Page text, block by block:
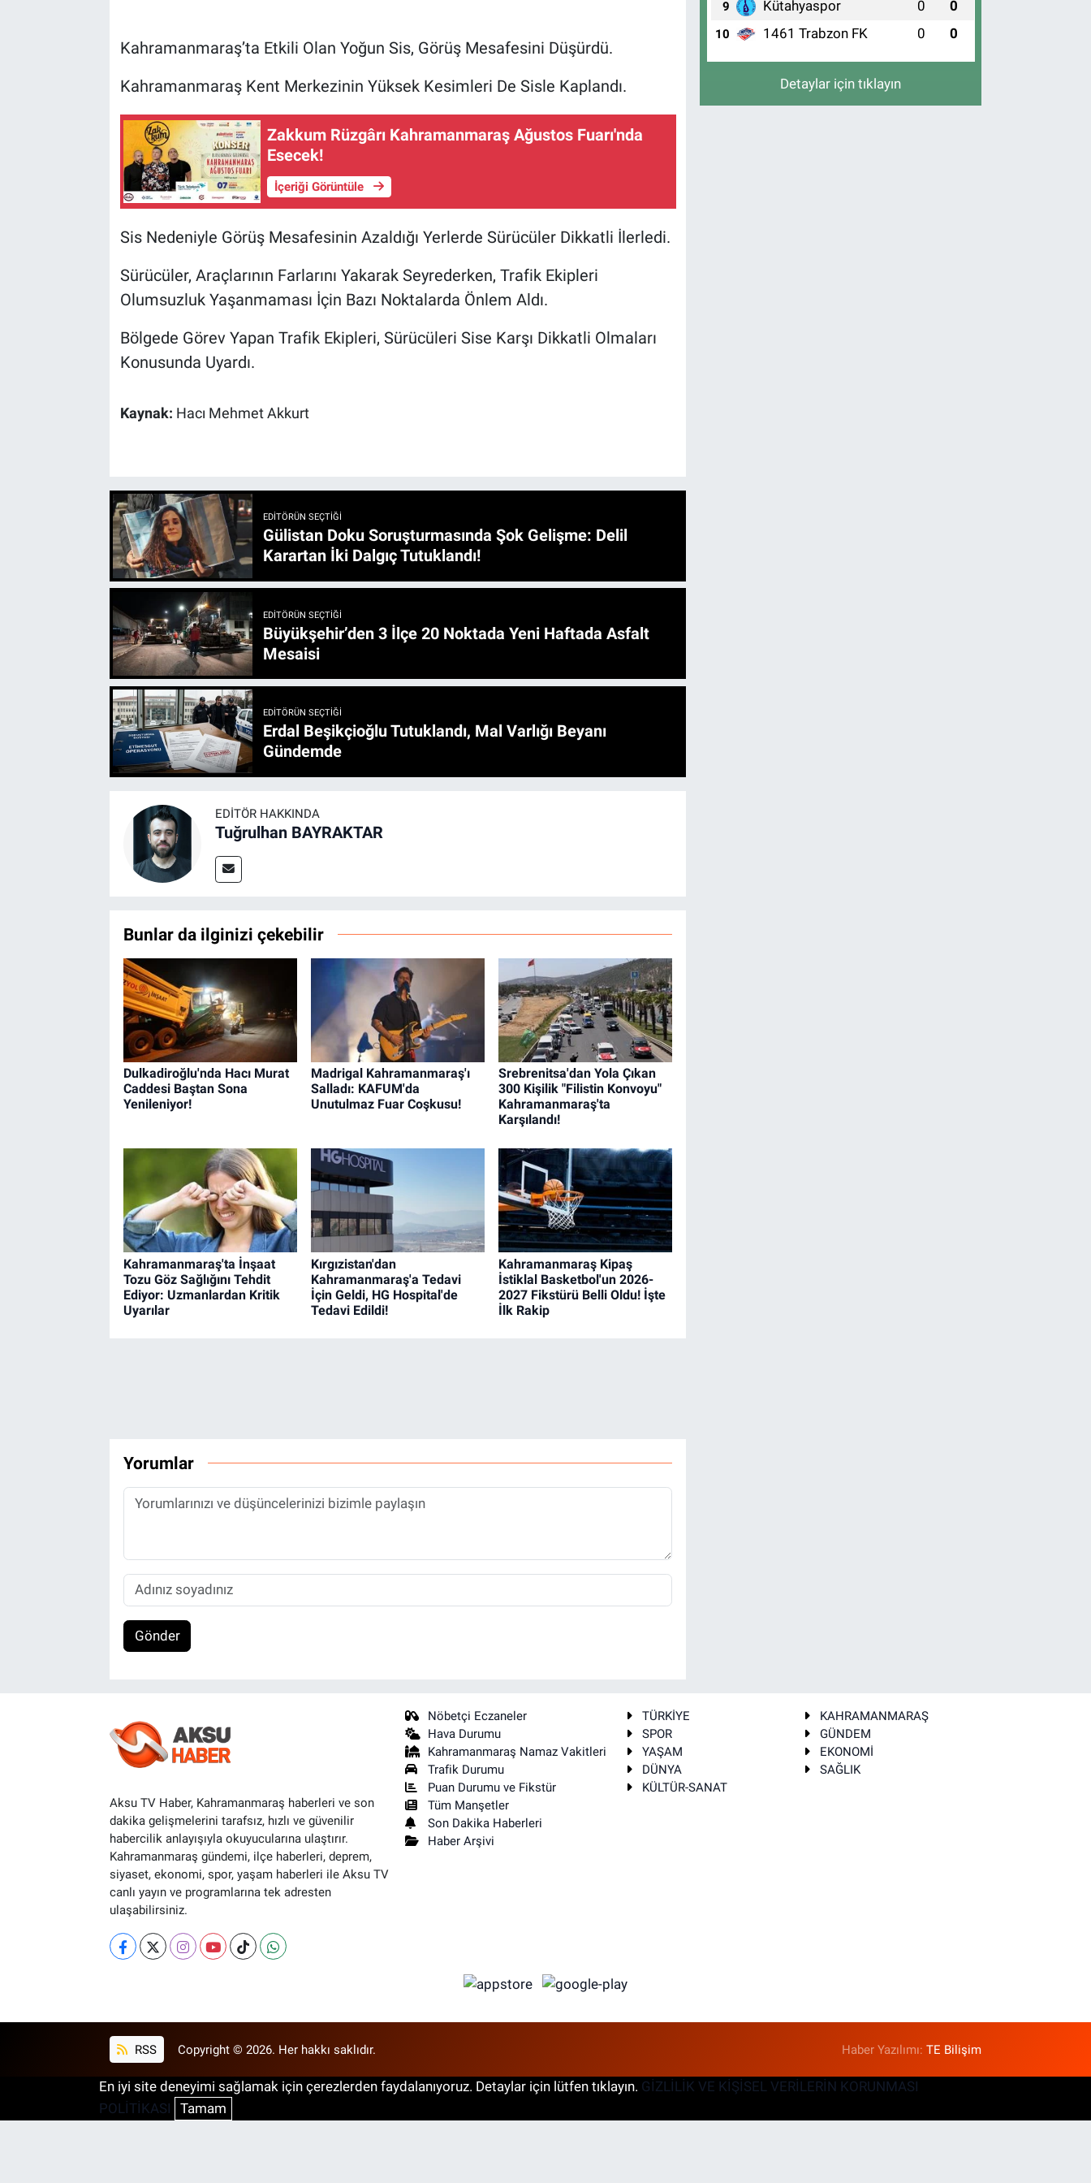
Kahramanmaraş’ta Etkili Olan Yoğun Sis, Görüş Mesafesini Düşürdü.
Kahramanmaraş Kent Merkezinin Yüksek Kesimleri De Sisle Kaplandı.
Zakkum Rüzgârı Kahramanmaraş Ağustos Fuarı'nda
Esecek!
İçeriği Görüntüle
Sis Nedeniyle Görüş Mesafesinin Azaldığı Yerlerde Sürücüler Dikkatli İlerledi.
Sürücüler, Araçlarının Farlarını Yakarak Seyrederken, Trafik Ekipleri
Olumsuzluk Yaşanmaması İçin Bazı Noktalarda Önlem Aldı.
Bölgede Görev Yapan Trafik Ekipleri, Sürücüleri Sise Karşı Dikkatli Olmaları
Konusunda Uyardı.
Kaynak: Hacı Mehmet Akkurt
EDITÖRÜN SEÇTIĞI
Gülistan Doku Soruşturmasında Şok Gelişme: Delil
Karartan İki Dalgıç Tutuklandı!
EDITÖRÜN SEÇTIĞI
Büyükşehir’den 3 İlçe 20 Noktada Yeni Haftada Asfalt
Mesaisi
EDITÖRÜN SEÇTIĞI
Erdal Beşikçioğlu Tutuklandı, Mal Varlığı Beyanı
Gündemde
EDITÖR HAKKINDA
Tuğrulhan BAYRAKTAR
Bunlar da ilginizi çekebilir
Dulkadiroğlu'nda Hacı Murat
Caddesi Baştan Sona
Yenileniyor!
Madrigal Kahramanmaraş'ı
Salladı: KAFUM'da
Unutulmaz Fuar Coşkusu!
Srebrenitsa'dan Yola Çıkan
300 Kişilik "Filistin Konvoyu"
Kahramanmaraş'ta
Karşılandı!
Kahramanmaraş'ta İnşaat
Tozu Göz Sağlığını Tehdit
Ediyor: Uzmanlardan Kritik
Uyarılar
Kırgızistan'dan
Kahramanmaraş'a Tedavi
İçin Geldi, HG Hospital'de
Tedavi Edildi!
Kahramanmaraş Kipaş
İstiklal Basketbol'un 2026-
2027 Fikstürü Belli Oldu! İşte
İlk Rakip
Yorumlar
Gönder
9 Kütahyaspor 0 0
10 1461 Trabzon FK 0 0
Detaylar için tıklayın
Aksu TV Haber, Kahramanmaraş haberleri ve son
dakika gelişmelerini tarafsız, hızlı ve güvenilir
habercilik anlayışıyla okuyucularına ulaştırır.
Kahramanmaraş gündemi, ilçe haberleri, deprem,
siyaset, ekonomi, spor, yaşam haberleri ile Aksu TV
canlı yayın ve programlarına tek adresten
ulaşabilirsiniz.
Nöbetçi Eczaneler
Hava Durumu
Kahramanmaraş Namaz Vakitleri
Trafik Durumu
Puan Durumu ve Fikstür
Tüm Manşetler
Son Dakika Haberleri
Haber Arşivi
TÜRKİYE
KAHRAMANMARAŞ
SPOR
GÜNDEM
YAŞAM
EKONOMİ
DÜNYA
SAĞLIK
KÜLTÜR-SANAT
RSS Copyright © 2026. Her hakkı saklıdır. Haber Yazılımı:TE Bilişim
En iyi site deneyimi sağlamak için çerezlerden faydalanıyoruz. Detaylar için lütfen tıklayın. GİZLİLİK VE KİŞİSEL VERİLERİN KORUNMASI
POLİTİKASI
Tamam